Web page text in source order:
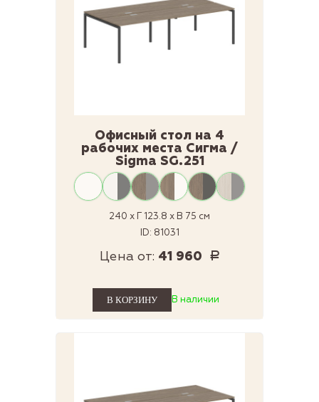
Офисный стол на 4
рабочих места Сигма /
Sigma SG.251
240 x Г 123.8 x В 75 см
ID: 81031
Цена от: 41 960 Р
В наличии